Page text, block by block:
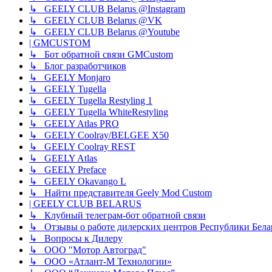
↳ GEELY CLUB Belarus @Instagram
↳ GEELY CLUB Belarus @VK
↳ GEELY CLUB Belarus @Youtube
| GMCUSTOM
↳ Бот обратной связи GMCustom
↳ Блог разработчиков
↳ GEELY Monjaro
↳ GEELY Tugella
↳ GEELY Tugella Restyling 1
↳ GEELY Tugella WhiteRestyling
↳ GEELY Atlas PRO
↳ GEELY Coolray/BELGEE X50
↳ GEELY Coolray REST
↳ GEELY Atlas
↳ GEELY Preface
↳ GEELY Okavango L
↳ Найти представителя Geely Mod Custom
| GEELY CLUB BELARUS
↳ Клубный телеграм-бот обратной связи
↳ Отзывы о работе дилерских центров Республики
↳ Вопросы к Дилеру
↳ ООО "Мотор Автоград"
↳ ООО «Атлант-М Технологии»